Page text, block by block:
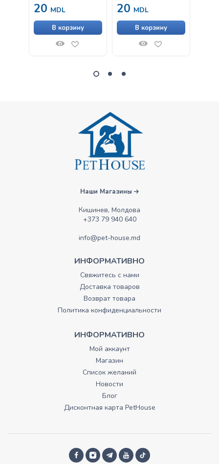
morcov în jeleu 85g
20 MDL
В корзину
sos 85g
20 MDL
В корзину
Наши Магазины
Кишинев, Молдова
+373 79 940 640
info@pet-house.md
ИНФОРМАТИВНО
Свяжитесь с нами
Доставка товаров
Возврат товара
Политика конфиденциальности
ИНФОРМАТИВНО
Мой аккаунт
Магазин
Список желаний
Новости
Блог
Дисконтная карта PetHouse